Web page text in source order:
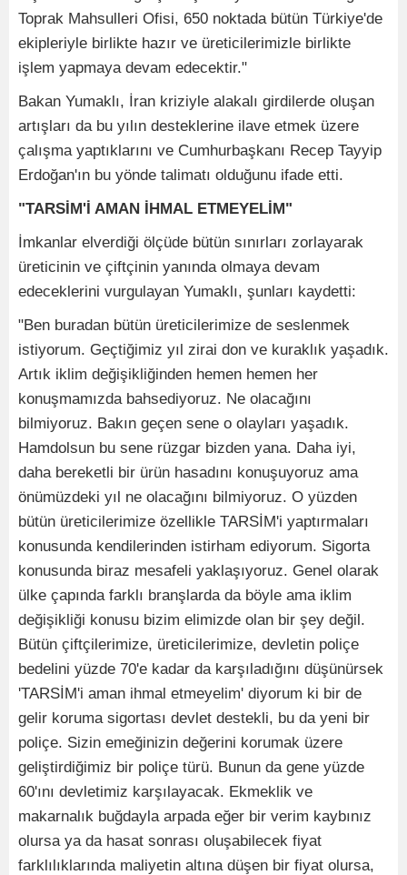
Toprak Mahsulleri Ofisi, 650 noktada bütün Türkiye'de
ekipleriyle birlikte hazır ve üreticilerimizle birlikte
işlem yapmaya devam edecektir."
Bakan Yumaklı, İran kriziyle alakalı girdilerde oluşan
artışları da bu yılın desteklerine ilave etmek üzere
çalışma yaptıklarını ve Cumhurbaşkanı Recep Tayyip
Erdoğan'ın bu yönde talimatı olduğunu ifade etti.
"TARSİM'İ AMAN İHMAL ETMEYELİM"
İmkanlar elverdiği ölçüde bütün sınırları zorlayarak
üreticinin ve çiftçinin yanında olmaya devam
edeceklerini vurgulayan Yumaklı, şunları kaydetti:
"Ben buradan bütün üreticilerimize de seslenmek
istiyorum. Geçtiğimiz yıl zirai don ve kuraklık yaşadık.
Artık iklim değişikliğinden hemen hemen her
konuşmamızda bahsediyoruz. Ne olacağını
bilmiyoruz. Bakın geçen sene o olayları yaşadık.
Hamdolsun bu sene rüzgar bizden yana. Daha iyi,
daha bereketli bir ürün hasadını konuşuyoruz ama
önümüzdeki yıl ne olacağını bilmiyoruz. O yüzden
bütün üreticilerimize özellikle TARSİM'i yaptırmaları
konusunda kendilerinden istirham ediyorum. Sigorta
konusunda biraz mesafeli yaklaşıyoruz. Genel olarak
ülke çapında farklı branşlarda da böyle ama iklim
değişikliği konusu bizim elimizde olan bir şey değil.
Bütün çiftçilerimize, üreticilerimize, devletin poliçe
bedelini yüzde 70'e kadar da karşıladığını düşünürsek
'TARSİM'i aman ihmal etmeyelim' diyorum ki bir de
gelir koruma sigortası devlet destekli, bu da yeni bir
poliçe. Sizin emeğinizin değerini korumak üzere
geliştirdiğimiz bir poliçe türü. Bunun da gene yüzde
60'ını devletimiz karşılayacak. Ekmeklik ve
makarnalık buğdayla arpada eğer bir verim kaybınız
olursa ya da hasat sonrası oluşabilecek fiyat
farklılıklarında maliyetin altına düşen bir fiyat olursa,